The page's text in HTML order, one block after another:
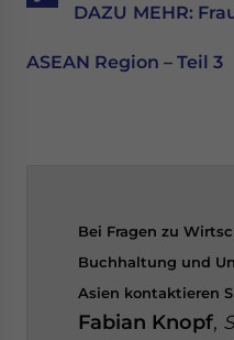
DAZU MEHR:
ASEAN Region – Teil 3
Bei Fragen zu
Buchhaltung und
Asien kontaktieren
Fabian Knopf,